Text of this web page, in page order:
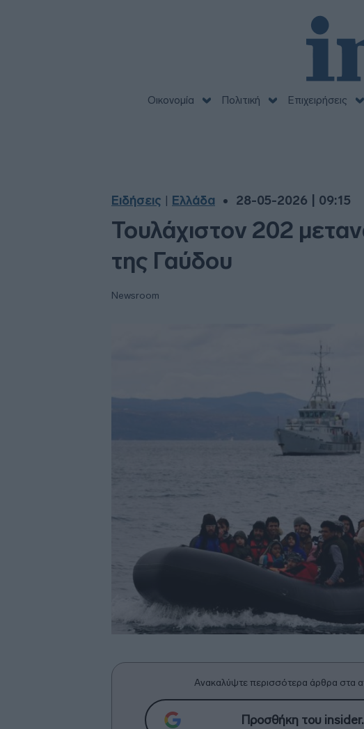
Οικονομία Πολιτική Επιχειρήσεις
Ειδήσεις Ελλάδα 28-05-2026 | 09:15
Τουλάχιστον 202
της Γαύδου
Newsroom
Ανακαλύψτε περισσότερα άρθρα στα
Προσθήκη του